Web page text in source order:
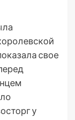
свое
у